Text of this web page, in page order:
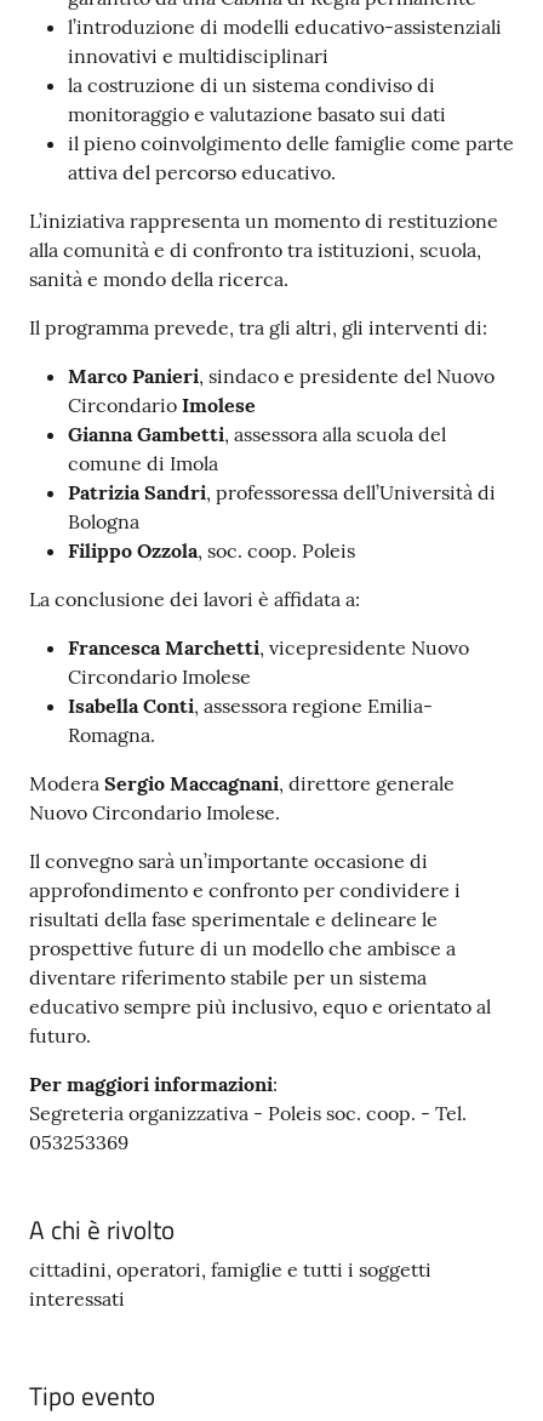
l’introduzione di modelli educativo-assistenziali
innovativi e multidisciplinari
la costruzione di un sistema condiviso di
monitoraggio e valutazione basato sui dati
il pieno coinvolgimento delle famiglie come parte
attiva del percorso educativo.
L’iniziativa rappresenta un momento di restituzione
alla comunità e di confronto tra istituzioni, scuola,
sanità e mondo della ricerca.
Il programma prevede, tra gli altri, gli interventi di:
Marco Panieri, sindaco e presidente del Nuovo
Circondario Imolese
Gianna Gambetti, assessora alla scuola del
comune di Imola
Patrizia Sandri, professoressa dell’Università di
Bologna
Filippo Ozzola, soc. coop. Poleis
La conclusione dei lavori è affidata a:
Francesca Marchetti, vicepresidente Nuovo
Circondario Imolese
Isabella Conti, assessora regione Emilia-
Romagna.
Modera Sergio Maccagnani, direttore generale
Nuovo Circondario Imolese.
Il convegno sarà un’importante occasione di
approfondimento e confronto per condividere i
risultati della fase sperimentale e delineare le
prospettive future di un modello che ambisce a
diventare riferimento stabile per un sistema
educativo sempre più inclusivo, equo e orientato al
futuro.
Per maggiori informazioni:
Segreteria organizzativa - Poleis soc. coop. - Tel.
053253369
A chi è rivolto
cittadini, operatori, famiglie e tutti i soggetti
interessati
Tipo evento